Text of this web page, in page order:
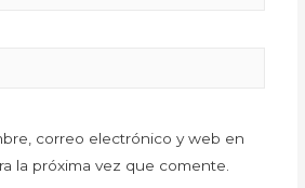
correo electrónico y web en
la próxima vez que comente.